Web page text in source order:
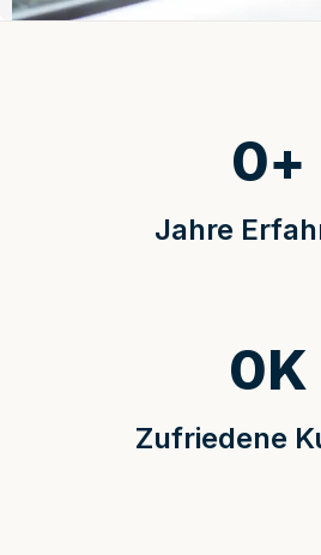
Jahre
0+
Zufriedene
0K